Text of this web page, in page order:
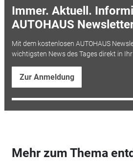
Immer. Aktuell.
AUTOHAUS
Mit dem kostenlosen AUTOHAUS
wichtigsten News des Tages direkt in
Zur Anmeldung
Mehr zum Thema